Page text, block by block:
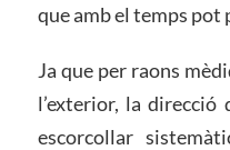
que amb el temps pot
Ja que per raons
l’exterior, la direcció
escorcollar